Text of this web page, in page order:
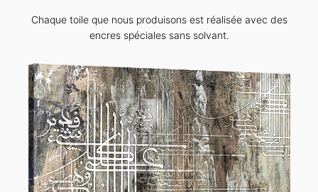
Chaque toile que nous produisons est réalisée avec des
encres spéciales sans solvant.